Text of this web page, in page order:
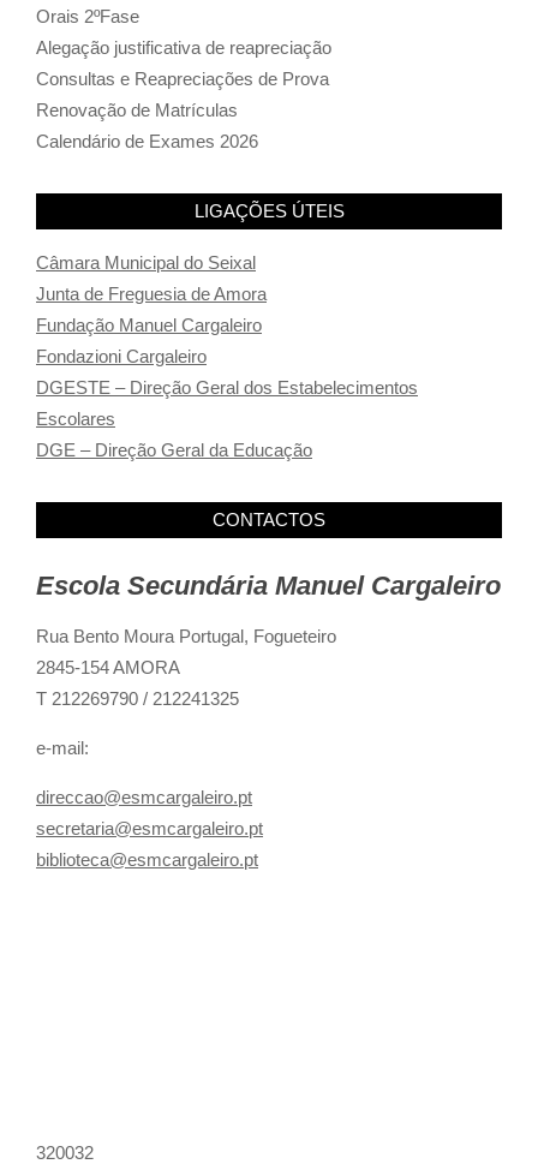
Orais 2ºFase
Alegação justificativa de reapreciação
Consultas e Reapreciações de Prova
Renovação de Matrículas
Calendário de Exames 2026
LIGAÇÕES ÚTEIS
Câmara Municipal do Seixal
Junta de Freguesia de Amora
Fundação Manuel Cargaleiro
Fondazioni Cargaleiro
DGESTE – Direção Geral dos Estabelecimentos
Escolares
DGE – Direção Geral da Educação
CONTACTOS
Escola Secundária Manuel Cargaleiro
Rua Bento Moura Portugal, Fogueteiro
2845-154 AMORA
T 212269790 / 212241325
e-mail:
direccao@esmcargaleiro.pt
secretaria@esmcargaleiro.pt
biblioteca@esmcargaleiro.pt
320032